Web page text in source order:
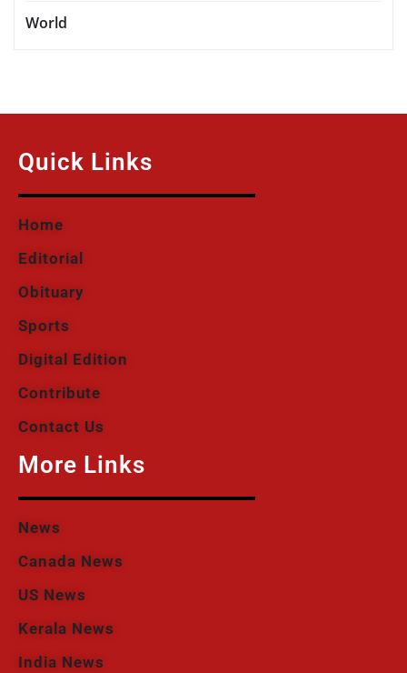
World
Quick Links
Home
Editorial
Obituary
Sports
Digital Edition
Contribute
Contact Us
More Links
News
Canada News
US News
Kerala News
India News